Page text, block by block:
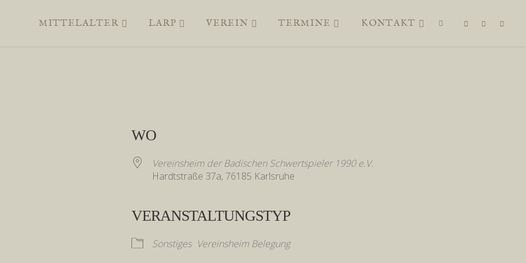
MITTELALTER LARP VEREIN TERMINE KONTAKT
WO
Vereinsheim der Badischen Schwertspieler 1990 e.V.
Hardtstraße 37a, 76185 Karlsruhe
VERANSTALTUNGSTYP
Sonstiges Vereinsheim Belegung